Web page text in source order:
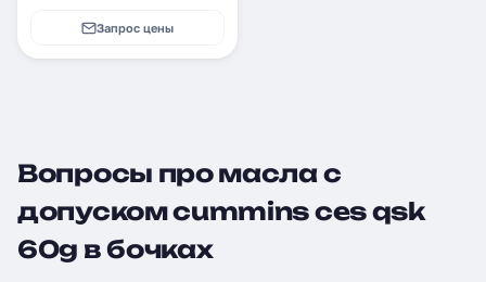
Запрос цены
Вопросы про масла с
допуском cummins ces qsk
60g в бочках